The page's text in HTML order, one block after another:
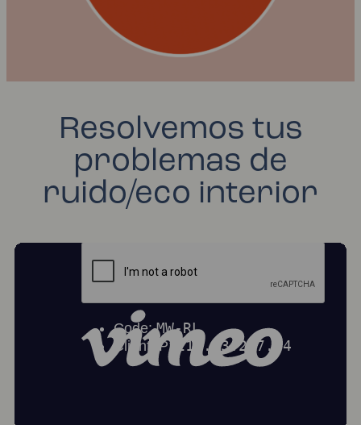
Resolvemos tus
problemas de
ruido/eco interior